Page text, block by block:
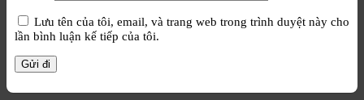
Lưu tên của tôi, email, và trang web trong trình duyệt này cho
lần bình luận kế tiếp của tôi.